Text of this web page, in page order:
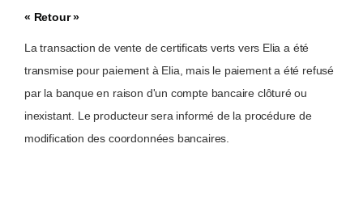
« Retour »
La transaction de vente de certificats verts vers Elia a été
transmise pour paiement à Elia, mais le paiement a été refusé
par la banque en raison d'un compte bancaire clôturé ou
inexistant. Le producteur sera informé de la procédure de
modification des coordonnées bancaires.